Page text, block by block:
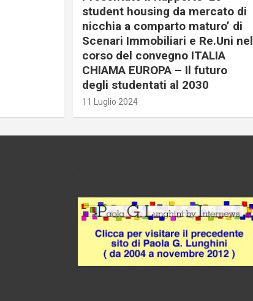
student housing da mercato di
nicchia a comparto maturo’ di
Scenari Immobiliari e Re.Uni nel
corso del convegno ITALIA
CHIAMA EUROPA – Il futuro
degli studentati al 2030
11 Luglio 2024
.